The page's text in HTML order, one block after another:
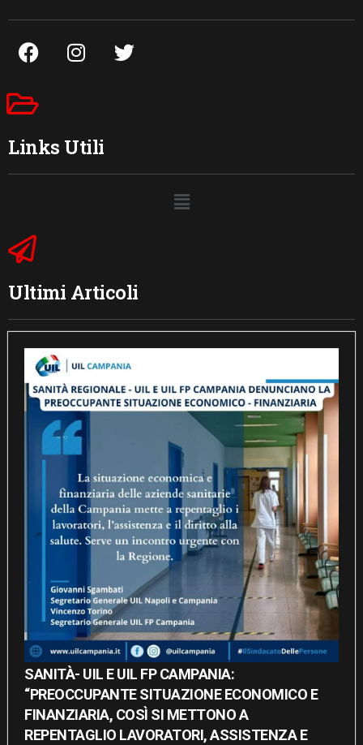
Links Utili
Ultimi Articoli
SANITÀ- UIL E UIL FP CAMPANIA:
“PREOCCUPANTE SITUAZIONE ECONOMICO E
FINANZIARIA, COSÌ SI METTONO A
REPENTAGLIO LAVORATORI, ASSISTENZA E